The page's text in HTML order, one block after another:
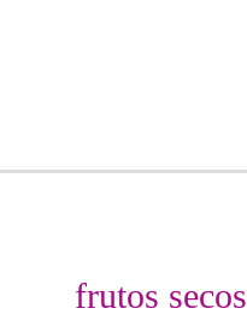
frutos secos